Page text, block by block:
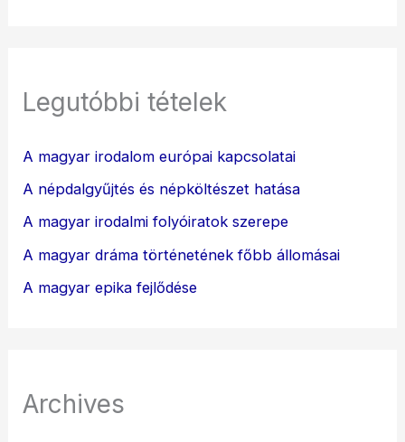
Legutóbbi tételek
A magyar irodalom európai kapcsolatai
A népdalgyűjtés és népköltészet hatása
A magyar irodalmi folyóiratok szerepe
A magyar dráma történetének főbb állomásai
A magyar epika fejlődése
Archives